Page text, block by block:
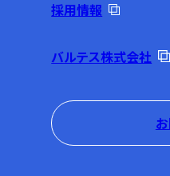
採用情報
バルテス株式会社